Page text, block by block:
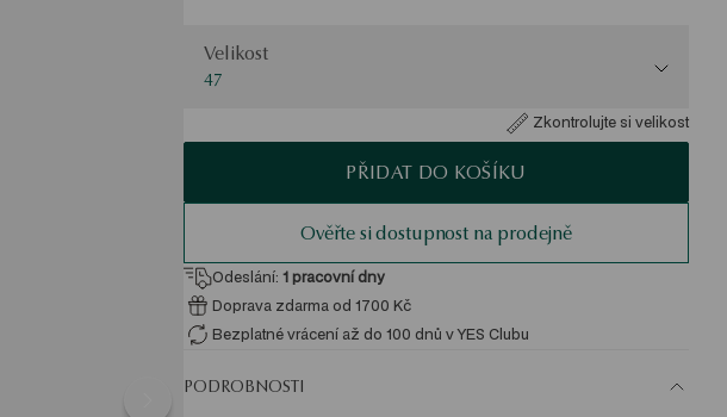
Velikost
47
Zkontrolujte si velikost
PŘIDAT DO KOŠÍKU
Ověřte si dostupnost na prodejně
Odeslání: 1 pracovní dny
Doprava zdarma od 1700 Kč
Bezplatné vrácení až do 100 dnů v YES Clubu
PODROBNOSTI